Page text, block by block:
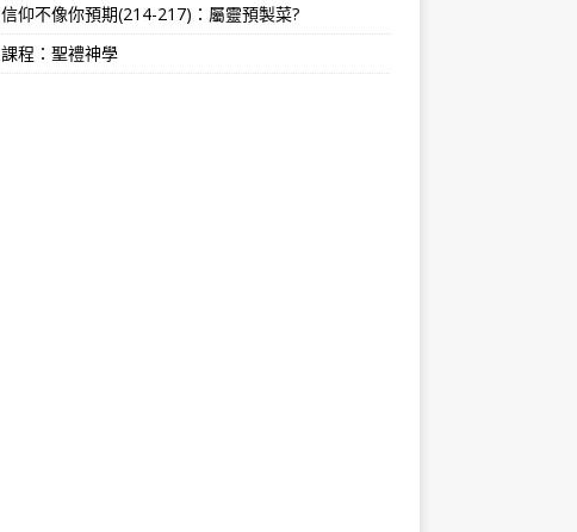
信仰不像你預期(214-217)：屬靈預製菜?
課程：聖禮神學